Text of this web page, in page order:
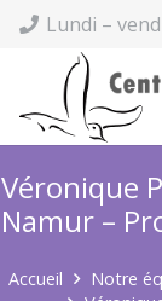
Lundi –
Véronique
Namur –
Accueil
Notre